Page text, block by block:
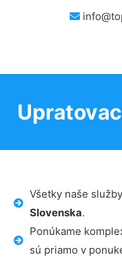
Všetky naše
Slovenska.
Ponúkame
sú priamo v